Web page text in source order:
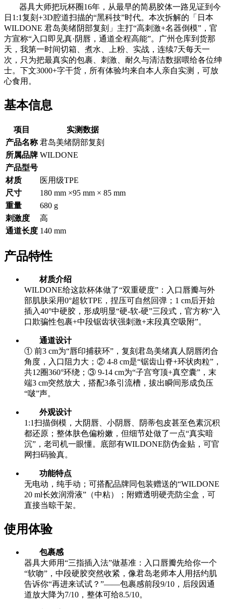
器具大师把玩杯圈16年，从最早的简易胶体一路见证到今
日1:1复刻+3D腔道扫描的“黑科技”时代。本次拆解的「日本
WILDONE 君岛美绪阴部复刻」主打“高刺激+名器倒模”，官
方宣称“入口即见真·阴唇，通道全程高能”。广州仓库到货那
天，我第一时间切箱、煮水、上粉、实战，连续7天每天一
次，只为把最真实的包裹、刺激、耐久与清洁数据喂给各位绅
士。下文3000+字干货，所有体验均来自本人亲自实测，可放
心食用。
基本信息
项目
实测数据
产品名称 君岛美绪阴部复刻
所属品牌 WILDONE
产品型号
材质
医用级TPE
尺寸
180 mm ×95 mm × 85 mm
重量
680 g
刺激度
高
通道长度 140 mm
产品特性
材质介绍
WILDONE给这款杯体做了“双重硬度”：入口唇瓣与外
部肌肤采用0°超软TPE，捏压可自然回弹；1 cm后开始
插入40°中硬胶，形成明显“硬-软-硬”三段式，官方称“入
口欺骗性包裹+中段锯齿状强刺激+末段真空吸附”。
通道设计
① 前3 cm为“唇印捕获环”，复刻君岛美绪真人阴唇闭合
角度，入口阻力大；② 4-8 cm是“锯齿山脊+环状肉粒”，
共12圈360°环绕；③ 9-14 cm为“子宫穹顶+真空囊”，末
端3 cm突然放大，搭配3条引流槽，拔出瞬间形成负压
“啵”声。
外观设计
1:1扫描倒模，大阴唇、小阴唇、阴蒂包皮甚至色素沉积
都还原；整体肤色偏粉嫩，但细节处做了一点“真实暗
沉”，老司机一眼懂。底部有WILDONE防伪金贴，可官
网扫码验真。
功能特点
无电动，纯手动；可搭配品牌同包装赠送的“WILDONE
20 ml长效润滑液”（中粘）；附赠透明硬壳防尘盒，可
直接当晾干架。
使用体验
包裹感
器具大师用“三指插入法”做基准：入口唇瓣先给你一个
“软吻”，中段硬胶突然收紧，像君岛老师本人用括约肌
告诉你“再进来试试？”——包裹感前段9/10，后段因通
道放大降为7/10，整体可给8.5/10。